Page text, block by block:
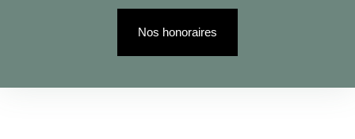
Nos honoraires